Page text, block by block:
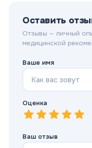
Оставить
Отзывы — личный
медицинской
Ваше имя
Оценка
4—
3—
2—Плохо
1—Очень плохо
Ваш отзыв